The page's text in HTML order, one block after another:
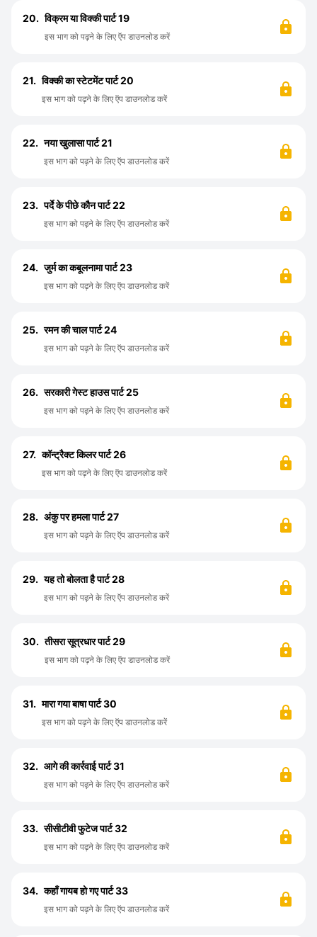
20. विक्रम या विक्की पार्ट 19
इस भाग को पढ़ने के लिए ऍप डाउनलोड करें
21. विक्की का स्टेटमेंट पार्ट 20
इस भाग को पढ़ने के लिए ऍप डाउनलोड करें
22. नया खुलासा पार्ट 21
इस भाग को पढ़ने के लिए ऍप डाउनलोड करें
23. पर्दे के पीछे कौन पार्ट 22
इस भाग को पढ़ने के लिए ऍप डाउनलोड करें
24. जुर्म का कबूलनामा पार्ट 23
इस भाग को पढ़ने के लिए ऍप डाउनलोड करें
25. रमन की चाल पार्ट 24
इस भाग को पढ़ने के लिए ऍप डाउनलोड करें
26. सरकारी गेस्ट हाउस पार्ट 25
इस भाग को पढ़ने के लिए ऍप डाउनलोड करें
27. कॉन्ट्रैक्ट किलर पार्ट 26
इस भाग को पढ़ने के लिए ऍप डाउनलोड करें
28. अंकु पर हमला पार्ट 27
इस भाग को पढ़ने के लिए ऍप डाउनलोड करें
29. यह तो बोलता है पार्ट 28
इस भाग को पढ़ने के लिए ऍप डाउनलोड करें
30. तीसरा सूत्रधार पार्ट 29
इस भाग को पढ़ने के लिए ऍप डाउनलोड करें
31. मारा गया बाषा पार्ट 30
इस भाग को पढ़ने के लिए ऍप डाउनलोड करें
32. आगे की कार्रवाई पार्ट 31
इस भाग को पढ़ने के लिए ऍप डाउनलोड करें
33. सीसीटीवी फुटेज पार्ट 32
इस भाग को पढ़ने के लिए ऍप डाउनलोड करें
34. कहाँ गायब हो गए पार्ट 33
इस भाग को पढ़ने के लिए ऍप डाउनलोड करें